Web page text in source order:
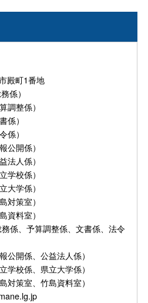
殿町1番地
係）
整係）
）
）
開係）
人係）
校係）
学係）
策室）
料室）
係、予算調整係、文書係、法令
係、公益法人係）
係、県立大学係）
室、竹島資料室）